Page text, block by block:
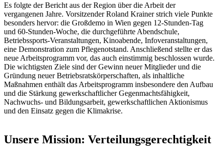
Es folgte der Bericht aus der Region über die Arbeit der
vergangenen Jahre. Vorsitzender Roland Krainer strich viele Punkte
besonders hervor: die Großdemo in Wien gegen 12-Stunden-Tag
und 60-Stunden-Woche, die durchgeführte Abendschule,
Betriebssports-Veranstaltungen, Kinoabende, Infoveranstaltungen,
eine Demonstration zum Pflegenotstand. Anschließend stellte er das
neue Arbeitsprogramm vor, das auch einstimmig beschlossen wurde.
Die wichtigsten Ziele sind der Gewinn neuer Mitglieder und die
Gründung neuer Betriebsratskörperschaften, als inhaltliche
Maßnahmen enthält das Arbeitsprogramm insbesondere den Aufbau
und die Stärkung gewerkschaftlicher Gegenmachtsfähigkeit,
Nachwuchs- und Bildungsarbeit, gewerkschaftlichen Aktionismus
und den Einsatz gegen die Klimakrise.
Unsere Mission: Verteilungsgerechtigkeit